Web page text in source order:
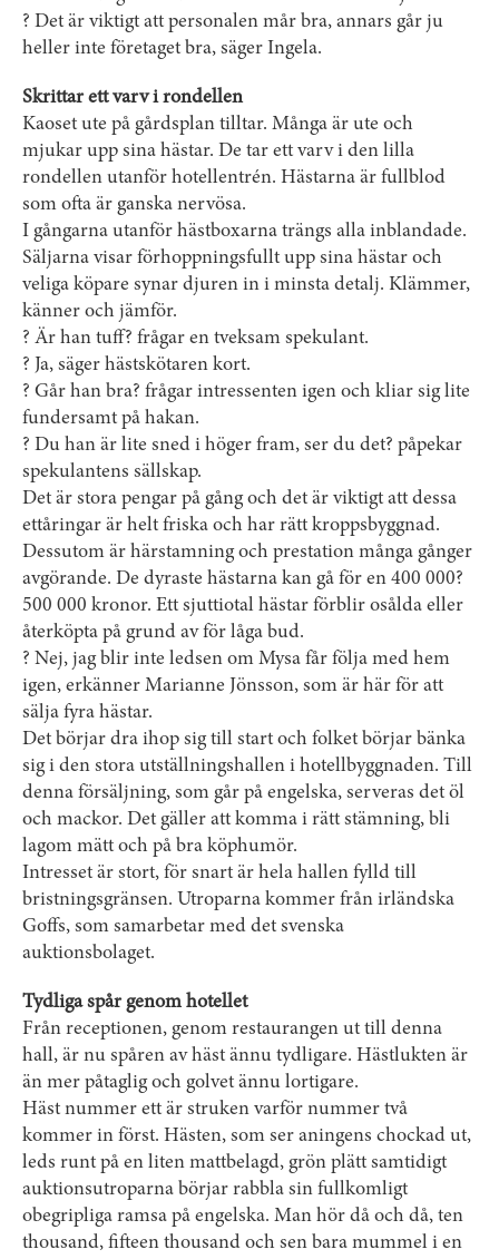
? Det är viktigt att personalen mår bra, annars går ju
heller inte företaget bra, säger Ingela.
Skrittar ett varv i rondellen
Kaoset ute på gårdsplan tilltar. Många är ute och
mjukar upp sina hästar. De tar ett varv i den lilla
rondellen utanför hotellentrén. Hästarna är fullblod
som ofta är ganska nervösa.
I gångarna utanför hästboxarna trängs alla inblandade.
Säljarna visar förhoppningsfullt upp sina hästar och
veliga köpare synar djuren in i minsta detalj. Klämmer,
känner och jämför.
? Är han tuff? frågar en tveksam spekulant.
? Ja, säger hästskötaren kort.
? Går han bra? frågar intressenten igen och kliar sig lite
fundersamt på hakan.
? Du han är lite sned i höger fram, ser du det? påpekar
spekulantens sällskap.
Det är stora pengar på gång och det är viktigt att dessa
ettåringar är helt friska och har rätt kroppsbyggnad.
Dessutom är härstamning och prestation många gånger
avgörande. De dyraste hästarna kan gå för en 400 000?
500 000 kronor. Ett sjuttiotal hästar förblir osålda eller
återköpta på grund av för låga bud.
? Nej, jag blir inte ledsen om Mysa får följa med hem
igen, erkänner Marianne Jönsson, som är här för att
sälja fyra hästar.
Det börjar dra ihop sig till start och folket börjar bänka
sig i den stora utställningshallen i hotellbyggnaden. Till
denna försäljning, som går på engelska, serveras det öl
och mackor. Det gäller att komma i rätt stämning, bli
lagom mätt och på bra köphumör.
Intresset är stort, för snart är hela hallen fylld till
bristningsgränsen. Utroparna kommer från irländska
Goffs, som samarbetar med det svenska
auktionsbolaget.
Tydliga spår genom hotellet
Från receptionen, genom restaurangen ut till denna
hall, är nu spåren av häst ännu tydligare. Hästlukten är
än mer påtaglig och golvet ännu lortigare.
Häst nummer ett är struken varför nummer två
kommer in först. Hästen, som ser aningens chockad ut,
leds runt på en liten mattbelagd, grön plätt samtidigt
auktionsutroparna börjar rabbla sin fullkomligt
obegripliga ramsa på engelska. Man hör då och då, ten
thousand, fifteen thousand och sen bara mummel i en